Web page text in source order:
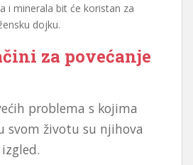
i minerala bit će koristan za
dojku.
za povećanje
problema s kojima
svom životu su njihova